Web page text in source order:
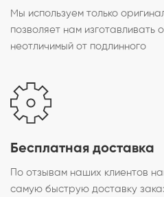
Мы используем только
позволяет нам изготавливать
неотличимый от подлинного
Бесплатная доставка
По отзывам наших клиентов
самую быструю доставку